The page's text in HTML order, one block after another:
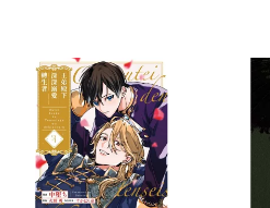
客服資訊